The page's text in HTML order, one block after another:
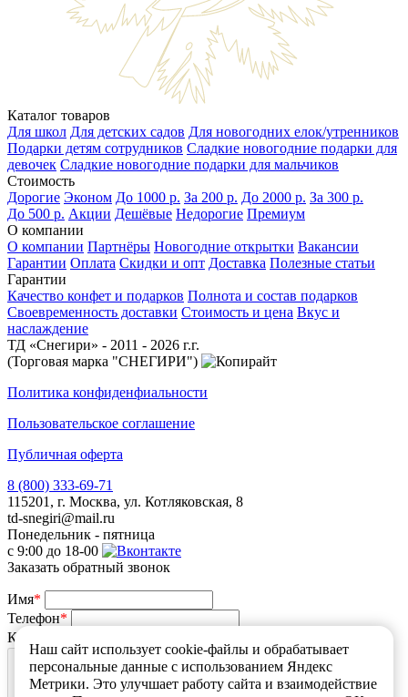
Каталог товаров
Для школ Для детских садов Для новогодних елок/утренников
Подарки детям сотрудников Сладкие новогодние подарки для
девочек Сладкие новогодние подарки для мальчиков
Стоимость
Дорогие Эконом До 1000 р. За 200 р. До 2000 р. За 300 р.
До 500 р. Акции Дешёвые Недорогие Премиум
О компании
О компании Партнёры Новогодние открытки Вакансии
Гарантии Оплата Скидки и опт Доставка Полезные статьи
Гарантии
Качество конфет и подарков Полнота и состав подарков
Своевременность доставки Стоимость и цена Вкус и
наслаждение
ТД «Снегири» - 2011 - 2026 г.г.
(Торговая марка "СНЕГИРИ")
Политика конфиденфиальности
Пользовательское соглашение
Публичная оферта
8 (800) 333-69-71
115201, г. Москва, ул. Котляковская, 8
td-snegiri@mail.ru
Понедельник - пятница
с 9:00 до 18-00
Заказать обратный звонок
Имя*
Телефон*
Какой у Вас вопрос
Наш сайт использует cookie-файлы и обрабатывает
персональные данные с использованием Яндекс
Метрики. Это улучшает работу сайта и взаимодействие